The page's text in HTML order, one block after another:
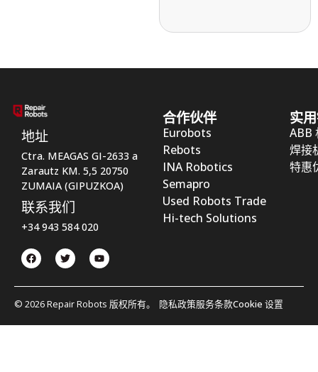
地址
Ctra. MEAGAS GI-2633 a
Zarautz KM. 5,5 20750
ZUMAIA (GIPUZKOA)
联系我们
+34 943 584 020
合作伙伴
Eurobots
Rebots
INA Robotics
Semapro
Used Robots Trade
Hi-tech Solutions
实
ABB
焊接
特惠
© 2026 Repair Robots 版权所有。 隐私政策服务条款Cookie 设置